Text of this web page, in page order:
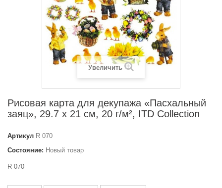
Увеличить
Рисовая карта для декупажа «Пасхальный
заяц», 29.7 x 21 см, 20 г/м², ITD Collection
Артикул R 070
Состояние: Новый товар
R 070